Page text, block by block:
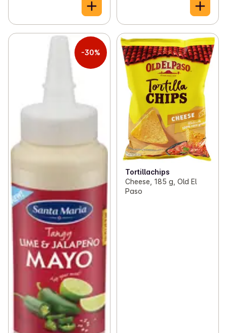
-30%
Tortillachips
Cheese, 185 g, Old El
Paso